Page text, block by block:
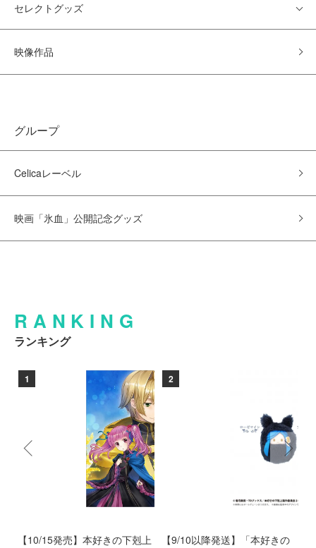
セレクトグッズ
映像作品
グループ
Celicaレーベル
映画「氷血」公開記念グッズ
RANKING
ランキング
1
【10/15発売】本好きの下剋上
2
【9/10以降発送】「本好きの